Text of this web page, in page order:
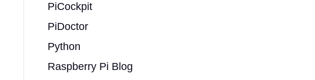
PiCockpit
PiDoctor
Python
Raspberry Pi Blog